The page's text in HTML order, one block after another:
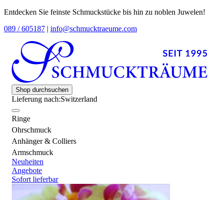
Entdecken Sie feinste Schmuckstücke bis hin zu noblen Juwelen!
089 / 605187 | info@schmucktraeume.com
Shop durchsuchen
Lieferung nach:Switzerland
Ringe
Ohrschmuck
Anhänger & Colliers
Armschmuck
Neuheiten
Angebote
Sofort lieferbar